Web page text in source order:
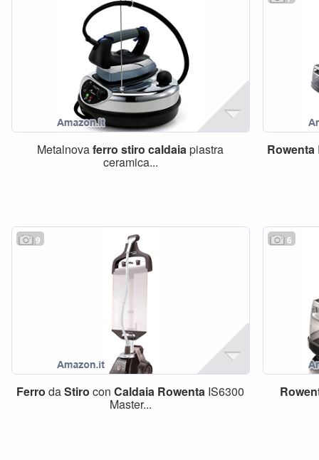
Metalnovaferro stiro caldaiapiastra
ceramica...
Rowenta
9
Ferro daStiro conCaldaia Rowenta IS6300
Master...
6